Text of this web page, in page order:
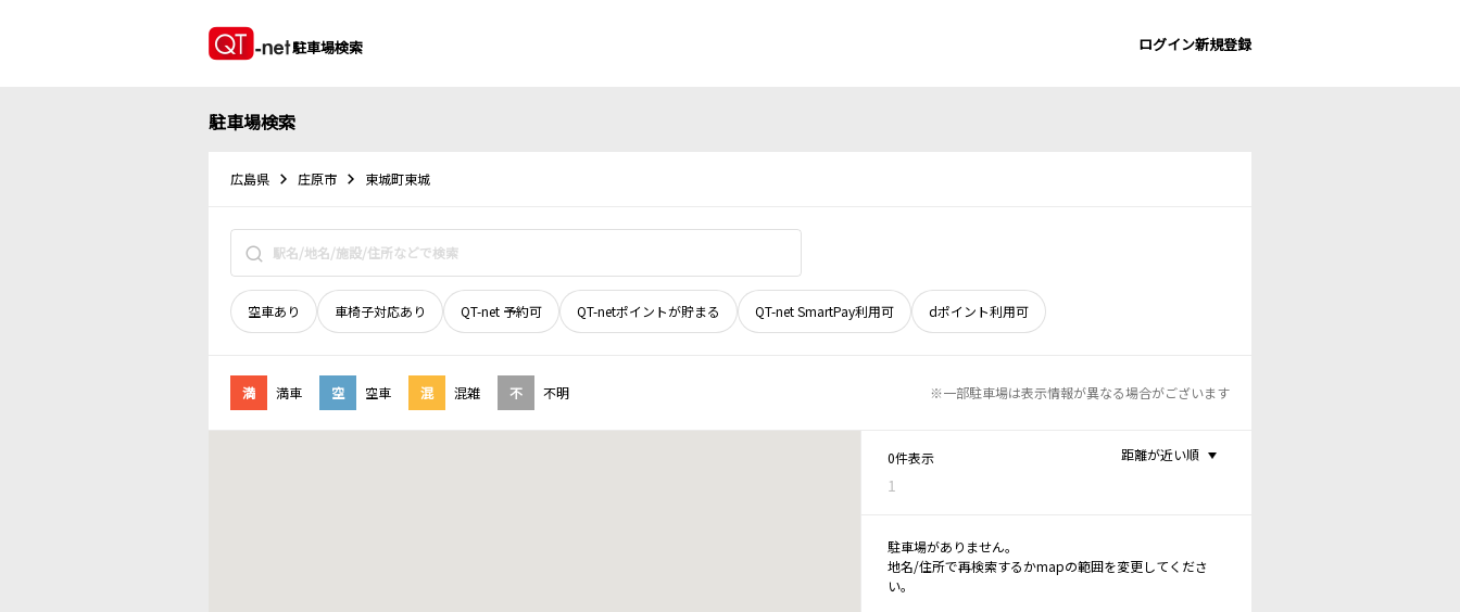
駐車場検索 ログイン新規登録
駐車場検索
広島県 庄原市 東城町東城
空車あり 車椅子対応あり QT-net 予約可 QT-netポイントが貯まる QT-net SmartPay利用可 dポイント利用可
満 満車 空 空車 混 混雑 不 不明 ※一部駐車場は表示情報が異なる場合がございます
0件表示
1
距離が近い順
駐車場がありません。
地名/住所で再検索するかmapの範囲を変更してくださ
い。